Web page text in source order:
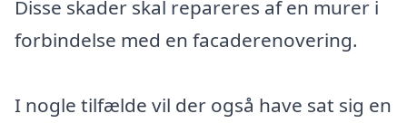
Disse skader skal repareres af en murer i
forbindelse med en facaderenovering.
I nogle tilfælde vil der også have sat sig en